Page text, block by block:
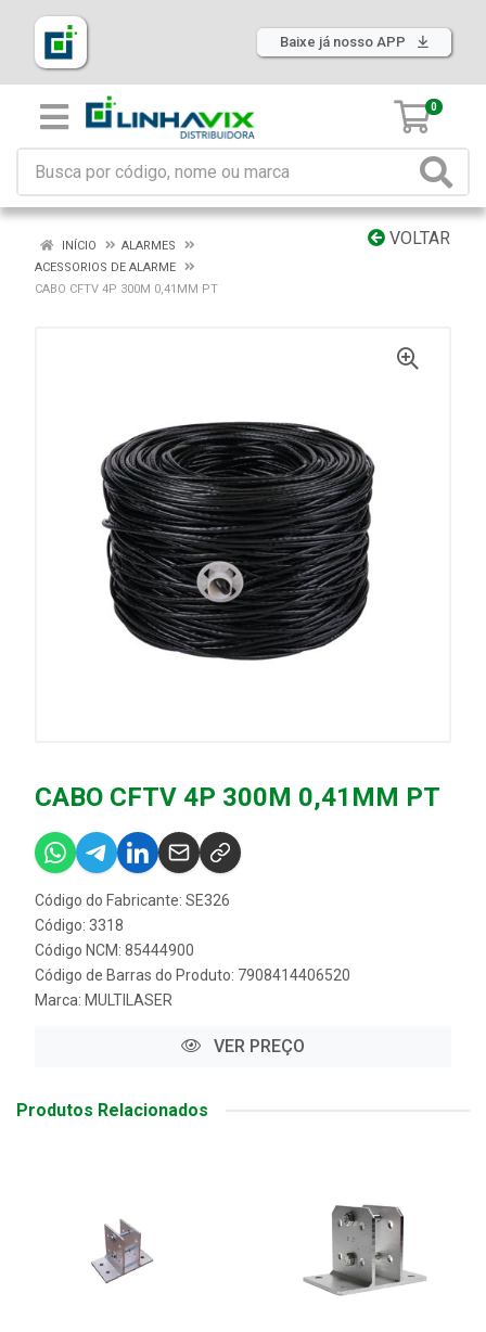
Baixe já nosso APP
0
VOLTAR
INÍCIO
ALARMES
ACESSORIOS DE ALARME
CABO CFTV 4P 300M 0,41MM PT
CABO CFTV 4P 300M 0,41MM PT
Código do Fabricante: SE326
Código: 3318
Código NCM: 85444900
Código de Barras do Produto: 7908414406520
Marca: MULTILASER
VER PREÇO
Produtos Relacionados